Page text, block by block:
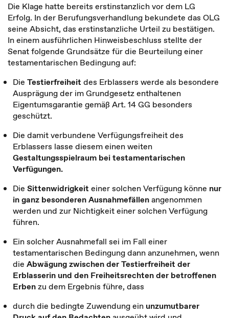
Die Klage hatte bereits erstinstanzlich vor dem LG
Erfolg. In der Berufungsverhandlung bekundete das OLG
seine Absicht, das erstinstanzliche Urteil zu bestätigen.
In einem ausführlichen Hinweisbeschluss stellte der
Senat folgende Grundsätze für die Beurteilung einer
testamentarischen Bedingung auf:
Die Testierfreiheit des Erblassers werde als besondere
Ausprägung der im Grundgesetz enthaltenen
Eigentumsgarantie gemäß Art. 14 GG besonders
geschützt.
Die damit verbundene Verfügungsfreiheit des
Erblassers lasse diesem einen weiten
Gestaltungsspielraum bei testamentarischen
Verfügungen.
Die Sittenwidrigkeit einer solchen Verfügung könne nur
in ganz besonderen Ausnahmefällenangenommen
werden und zur Nichtigkeit einer solchen Verfügung
führen.
Ein solcher Ausnahmefall sei im Fall einer
testamentarischen Bedingung dann anzunehmen, wenn
die Abwägung zwischen der Testierfreiheit der
Erblasserin und den Freiheitsrechten der betroffenen
Erbenzu dem Ergebnis führe, dass
durch die bedingte Zuwendung ein unzumutbarer